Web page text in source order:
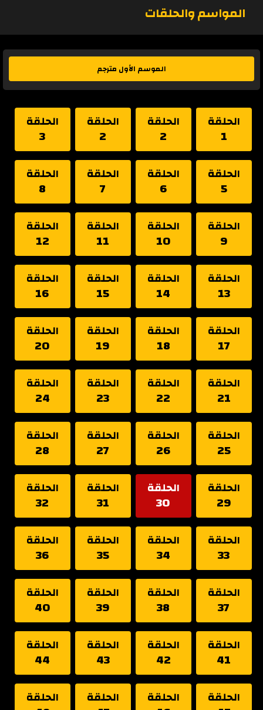
المواسم والحلقات
الموسم الأول مترجم
الحلقة
1
الحلقة
2
الحلقة
2
الحلقة
3
الحلقة
5
الحلقة
6
الحلقة
7
الحلقة
8
الحلقة
9
الحلقة
10
الحلقة
11
الحلقة
12
الحلقة
13
الحلقة
14
الحلقة
15
الحلقة
16
الحلقة
17
الحلقة
18
الحلقة
19
الحلقة
20
الحلقة
21
الحلقة
22
الحلقة
23
الحلقة
24
الحلقة
25
الحلقة
26
الحلقة
27
الحلقة
28
الحلقة
29
الحلقة
30
الحلقة
31
الحلقة
32
الحلقة
33
الحلقة
34
الحلقة
35
الحلقة
36
الحلقة
37
الحلقة
38
الحلقة
39
الحلقة
40
الحلقة
41
الحلقة
42
الحلقة
43
الحلقة
44
الحلقة الحلقة الحلقة الحلقة